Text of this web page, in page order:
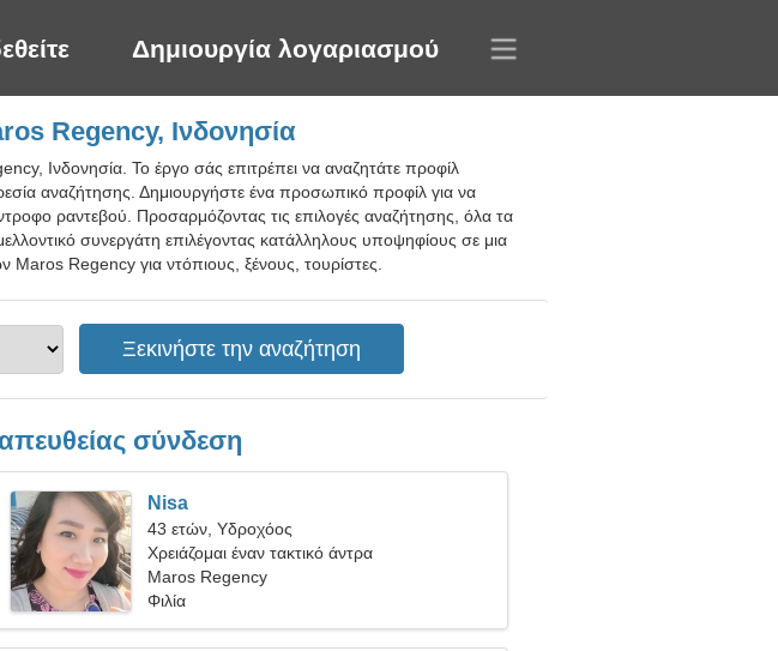
Δημιουργία λογαριασμού
Regency, Ινδονησία
Ινδονησία. Το έργο σάς επιτρέπει να αναζητάτε προφίλ
αναζήτησης. Δημιουργήστε ένα προσωπικό προφίλ για να
ραντεβού. Προσαρμόζοντας τις επιλογές αναζήτησης, όλα τα
συνεργάτη επιλέγοντας κατάλληλους υποψηφίους σε μια
Regency για ντόπιους, ξένους, τουρίστες.
σύνδεση
Nisa
43 ετών, Υδροχόος
Χρειάζομαι έναν τακτικό άντρα
Maros Regency
Φιλία